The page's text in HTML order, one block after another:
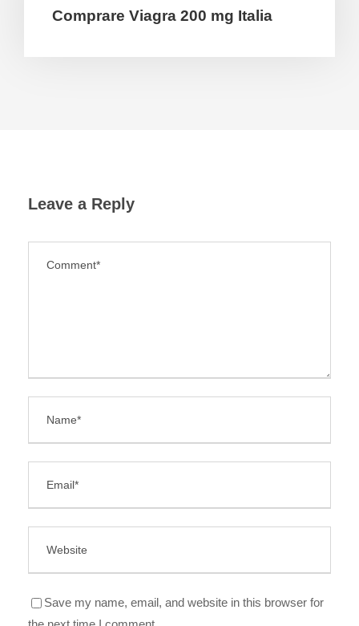
Comprare Viagra 200 mg Italia
Leave a Reply
Save my name, email, and website in this browser for